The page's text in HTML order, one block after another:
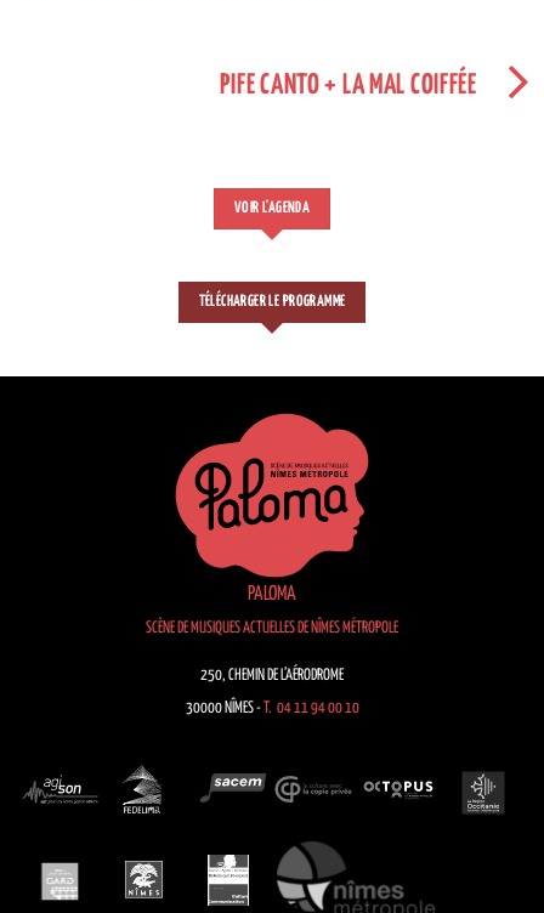
PIFE CANTO + LA MAL COIFFÉE
VOIR L'AGENDA
TÉLÉCHARGER LE PROGRAMME
PALOMA
SCÈNE DE MUSIQUES ACTUELLES DE NÎMES MÉTROPOLE
250, CHEMIN DE L’AÉRODROME
30000 NÎMES -T. 04 11 94 00 10